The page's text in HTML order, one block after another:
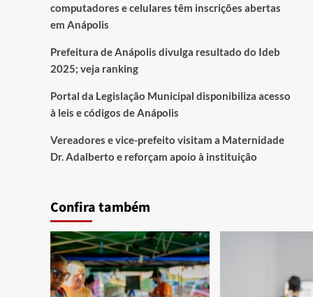
computadores e celulares têm inscrições abertas
em Anápolis
Prefeitura de Anápolis divulga resultado do Ideb
2025; veja ranking
Portal da Legislação Municipal disponibiliza acesso
à leis e códigos de Anápolis
Vereadores e vice-prefeito visitam a Maternidade
Dr. Adalberto e reforçam apoio à instituição
Confira também